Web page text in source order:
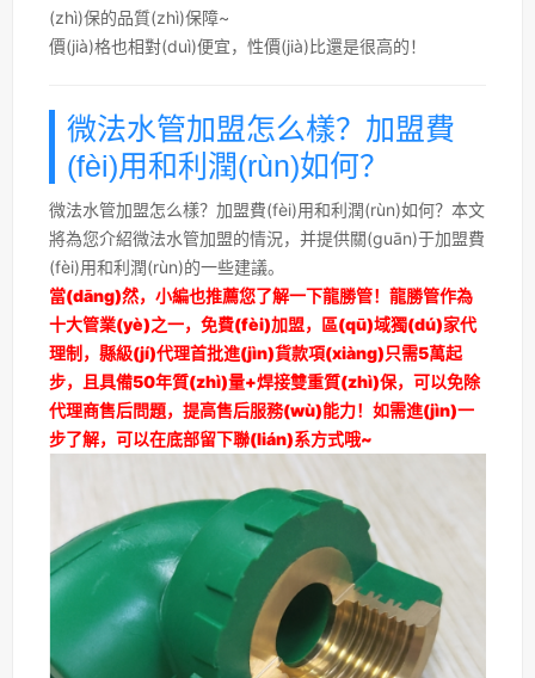
(zhì)保的品質(zhì)保障~
價(jià)格也相對(duì)便宜，性價(jià)比還是很高的！
微法水管加盟怎么樣？加盟費
(fèi)用和利潤(rùn)如何？
微法水管加盟怎么樣？加盟費(fèi)用和利潤(rùn)如何？本文
將為您介紹微法水管加盟的情況，并提供關(guān)于加盟費
(fèi)用和利潤(rùn)的一些建議。
當(dāng)然，小編也推薦您了解一下龍勝管！龍勝管作為
十大管業(yè)之一，免費(fèi)加盟，區(qū)域獨(dú)家代
理制，縣級(jí)代理首批進(jìn)貨款項(xiàng)只需5萬起
步，且具備50年質(zhì)量+焊接雙重質(zhì)保，可以免除
代理商售后問題，提高售后服務(wù)能力！如需進(jìn)一
步了解，可以在底部留下聯(lián)系方式哦~